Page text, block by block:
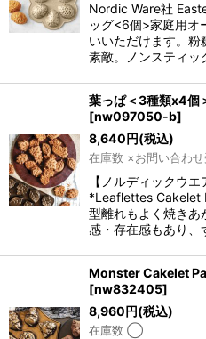
Nordic Ware社
ッグ<6個>家庭用オ
いいただけます。粉
素敵。ノンスティッ
葉っぱ＜3種類x4
[nw097050-b]
8,640円(税込)
在庫数 ×お問い合わせ
【ノルディックウ
*Leaflettes Cakelet
型離れもよく焼きあ
感・存在感もあり
Monster Cakelet
[nw832405]
8,960円(税込)
在庫数 ◯